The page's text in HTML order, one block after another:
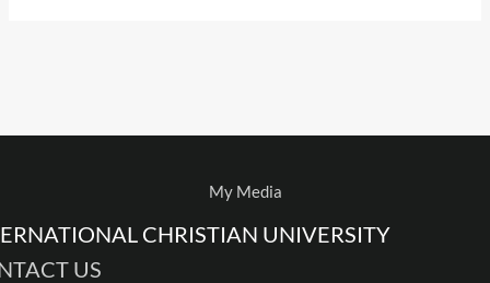
My Media
CHRISTIAN UNIVERSITY
US